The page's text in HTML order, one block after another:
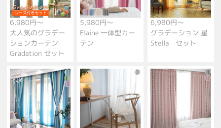
6,980円～
大人気のグラデー
ションカーテン
Gradation セット
5,980円～
Elaine 一体型カー
テン
6,980円～
グラデーション 星
Stella セット